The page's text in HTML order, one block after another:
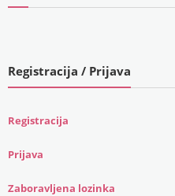
Registracija / Prijava
Registracija
Prijava
Zaboravljena lozinka